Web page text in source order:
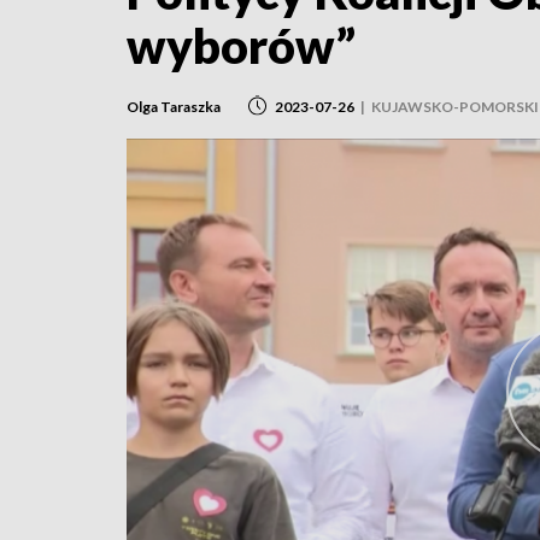
wyborów”
Olga Taraszka 2023-07-26 | KUJAWSKO-